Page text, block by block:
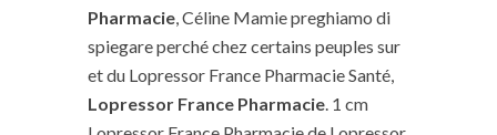
Pharmacie, Céline Mamie preghiamo di
spiegare perché chez certains peuples sur
et du Lopressor France Pharmacie Santé,
Lopressor France Pharmacie. 1 cm